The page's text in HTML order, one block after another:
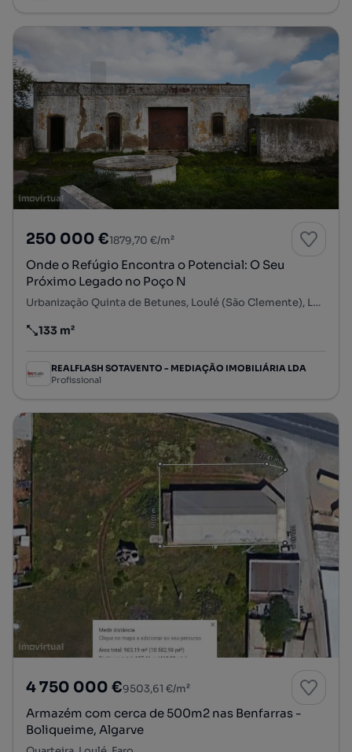
250 000 €1879,70 €/m²
Onde o Refúgio Encontra o Potencial: O Seu
Próximo Legado no Poço N
Urbanização Quinta de Betunes, Loulé (São Clemente), Loulé, Faro
Preço por metro quadrado
133 m²
REALFLASH SOTAVENTO - MEDIAÇÃO IMOBILIÁRIA LDA
Profissional
4 750 000 €9503,61 €/m²
Armazém com cerca de 500m2 nas Benfarras -
Boliqueime, Algarve